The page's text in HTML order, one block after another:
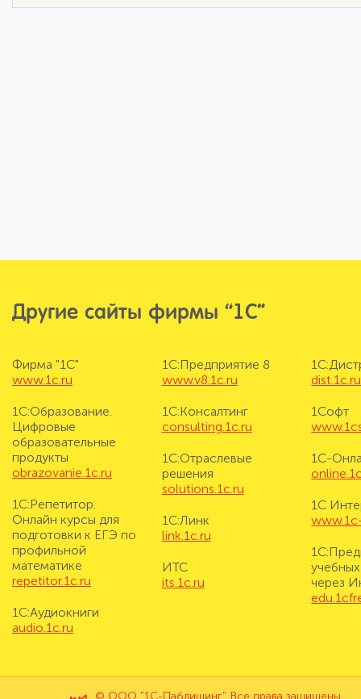
Другие сайты фирмы “1С”
Фирма "1С"
www.1c.ru
1С:Образование.
Цифровые
образовательные
продукты
obrazovanie.1c.ru
1С:Репетитор.
Онлайн курсы для
подготовки к ЕГЭ по
профильной
математике
repetitor.1c.ru
1С:Аудиокниги
audio.1c.ru
1С:Предприятие 8
www.v8.1c.ru
1С:Консалтинг
consulting.1c.ru
1С:Отраслевые
решения
solutions.1c.ru
1С:Линк
link.1c.ru
ИТС
its.1c.ru
dist.1c.ru
1Софт
1С-
1С
через
© ООО "1С-Паблишинг". Все права защищены.